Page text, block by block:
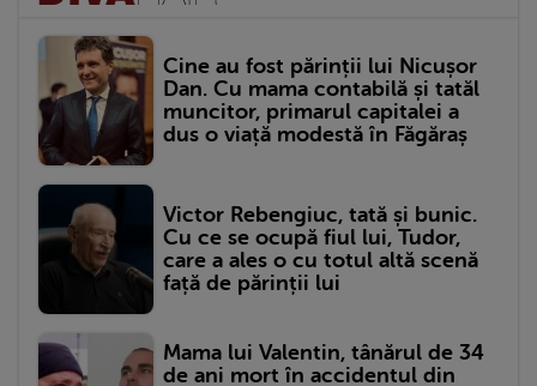
Cine au fost părinții lui Nicușor
Dan. Cu mama contabilă și tatăl
muncitor, primarul capitalei a
dus o viață modestă în Făgăraș
Victor Rebengiuc, tată și bunic.
Cu ce se ocupă fiul lui, Tudor,
care a ales o cu totul altă scenă
față de părinții lui
Mama lui Valentin, tânărul de 34
de ani mort în accidentul din